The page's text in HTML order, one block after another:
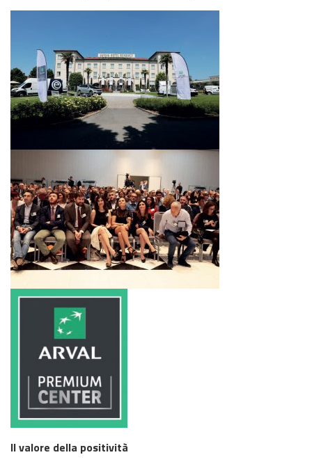
Ilvalore della positività